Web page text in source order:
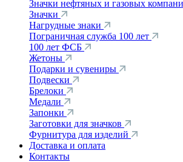
Значки нефтяных и газовых
Значки
Нагрудные знаки
Пограничная служба 100 лет
100 лет ФСБ
Жетоны
Подарки и сувениры
Подвески
Брелоки
Медали
Запонки
Заготовки для значков
Фурнитура для изделий
Доставка и оплата
Контакты